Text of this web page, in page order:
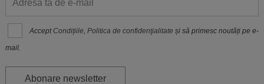
Accept Condițiile,Politica de confidenţialitate și să primesc noutăți pe e-
mail.
Abonare newsletter